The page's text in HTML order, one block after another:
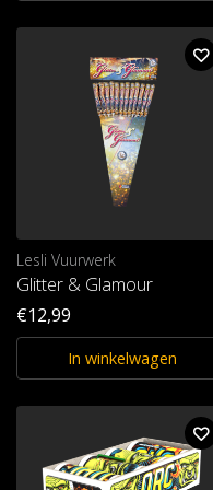
Lesli Vuurwerk
Glitter & Glamour
€12,99
In winkelwagen